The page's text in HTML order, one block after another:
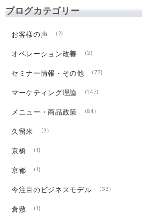
ブログカテゴリー
お客様の声 (2)
オペレーション改善 (3)
セミナー情報・その他 (77)
マーケティング理論 (147)
メニュー・商品政策 (84)
久留米 (3)
京橋 (1)
京都 (1)
今注目のビジネスモデル (33)
倉敷 (1)